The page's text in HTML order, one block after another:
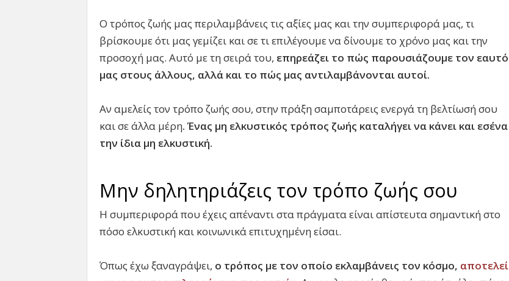
Ο τρόπος ζωής μας περιλαμβάνεις τις αξίες μας και την συμπεριφορά μας, τι
βρίσκουμε ότι μας γεμίζει και σε τι επιλέγουμε να δίνουμε το χρόνο μας και την
προσοχή μας. Αυτό με τη σειρά του, επηρεάζει το πώς παρουσιάζουμε τον εαυτό
μας στους άλλους, αλλά και το πώς μας αντιλαμβάνονται αυτοί.
Αν αμελείς τον τρόπο ζωής σου, στην πράξη σαμποτάρεις ενεργά τη βελτίωσή σου
και σε άλλα μέρη. Ένας μη ελκυστικός τρόπος ζωής καταλήγει να κάνει και εσένα
την ίδια μη ελκυστική.
Μην δηλητηριάζεις τον τρόπο ζωής σου
Η συμπεριφορά που έχεις απέναντι στα πράγματα είναι απίστευτα σημαντική στο
πόσο ελκυστική και κοινωνικά επιτυχημένη είσαι.
Όπως έχω ξαναγράψει, ο τρόπος με τον οποίο εκλαμβάνεις τον κόσμο, αποτελεί